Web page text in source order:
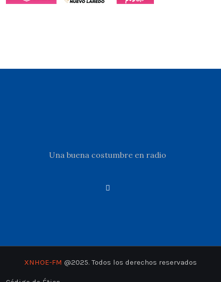
Una buena costumbre en radio
XNHOE-FM @2025. Todos los derechos reservados